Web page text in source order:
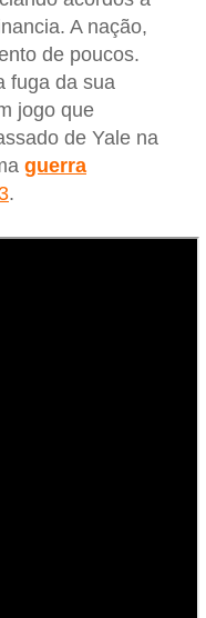
A nação,
de poucos.
fuga da sua
jogo que
de Yale na
guerra
.